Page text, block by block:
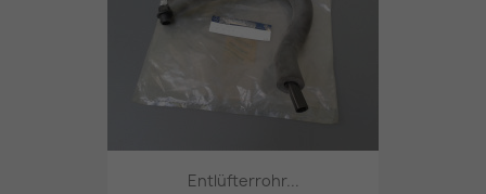
Entlüfterrohr...